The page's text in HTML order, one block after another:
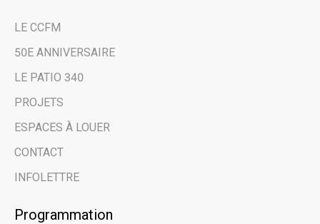
LE CCFM
50E ANNIVERSAIRE
LE PATIO 340
PROJETS
ESPACES À LOUER
CONTACT
INFOLETTRE
Programmation
Restez au courant
des dernières
nouvelles et des
évènements à venir
grâce à notre
infolettre.
Email address